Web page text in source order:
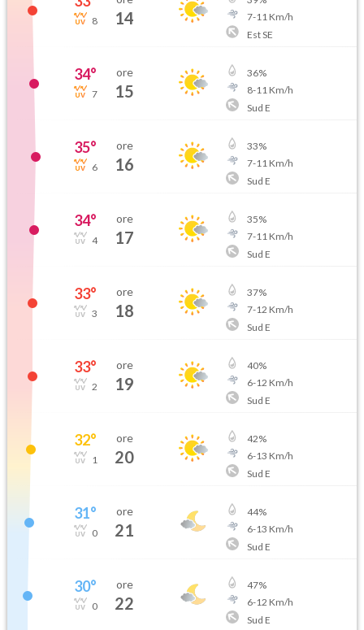
8 14
7-11Km/h
Est SE
34°
7
ore
15
36%
8-11Km/h
Sud E
35°
6
ore
16
33%
7-11Km/h
Sud E
34°
4
ore
17
35%
7-11Km/h
Sud E
33°
3
ore
18
37%
7-12 Km/h
Sud E
33°
2
ore
19
40%
6-12 Km/h
Sud E
32°
1
ore
20
42%
6-13 Km/h
Sud E
31°
0
ore
21
44%
6-13 Km/h
Sud E
30°
0
ore
22
47%
6-12 Km/h
Sud E